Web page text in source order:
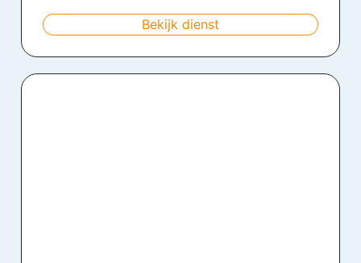
Bekijk dienst